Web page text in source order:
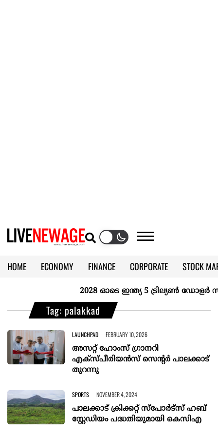
HOME ECONOMY FINANCE CORPORATE
STOCK
KERALA @70
2028 ഓടെ ഇന്ത്യ 5 ട്രില്യണ്‍ ഡോളര്‍
Tag: palakkad
LAUNCHPAD FEBRUARY 10, 2026
അസറ്റ് ഹോംസ് ഗ്രാനറി
എക്സ്പീരിയന്‍സ് സെന്റര്‍ പാലക്കാട്
തുറന്നു
SPORTS NOVEMBER 4, 2024
പാലക്കാട് ക്രിക്കറ്റ് സ്‌പോര്‍ട്‌സ് ഹബ്
സ്റ്റേഡിയം പദ്ധതിയുമായി കെസിഎ